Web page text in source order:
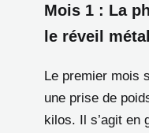
Mois 1 : La
le réveil
Le premier mois
une prise de
kilos. Il s’agit en